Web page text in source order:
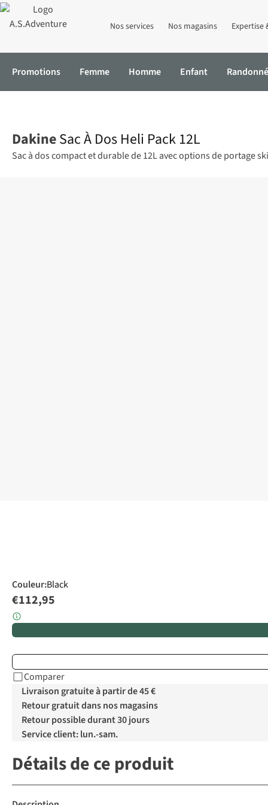
Nos services Nos magasins Expertise
Promotions Femme Homme Enfant
DakineSac À Dos Heli Pack 12L
Sac à dos compact et durable de 12L avec options de
Couleur:Black
€112,95
Comparer
Livraison gratuite à partir de 45 €
Retour gratuit dans nos magasins
Retour possible durant 30 jours
Service client: lun.-sam.
Détails de ce produit